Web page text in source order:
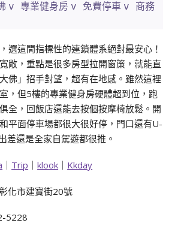
v 專業健身房 v 免費停車 v 商務
選這間指標性的連鎖體系絕對最安心！
敞，重點是很多房型拉開窗簾，就能直
佛」招手對望，超有在地感。雖然這裡
，但5樓的專業健身房硬體超到位，跑
全，回飯店還能去按個按摩椅放鬆。開
平面停車場都很大很好停，門口還有U-
差還是全家自駕遊都很推。
｜ Trip ｜klook ｜ Kkday
化市建寶街20號
5228